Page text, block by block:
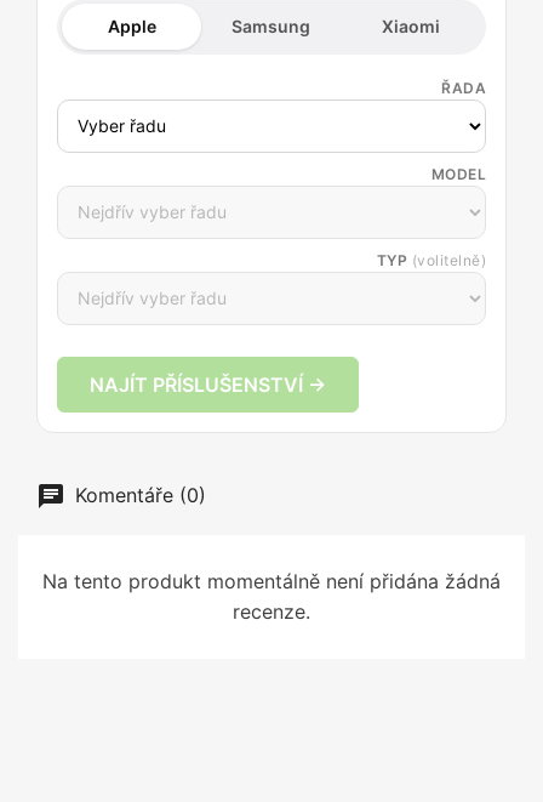
Apple Samsung Xiaomi
ŘADA
MODEL
TYP (volitelně)
NAJÍT PŘÍSLUŠENSTVÍ →
Komentáře (0)
Na tento produkt momentálně není přidána žádná
recenze.